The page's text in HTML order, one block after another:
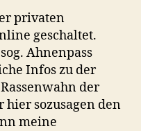
privaten
geschaltet.
Ahnenpass
Infos zu der
der
sozusagen den
meine